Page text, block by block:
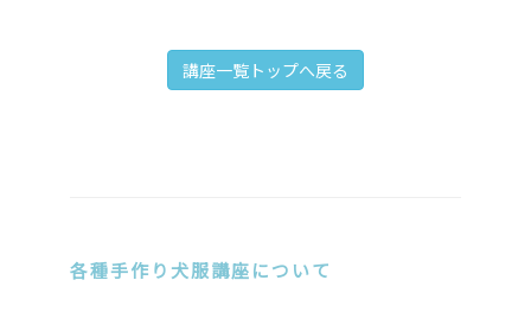
講座一覧トップへ戻る
各種手作り犬服講座について